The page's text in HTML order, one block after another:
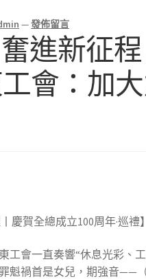
—發佈留言
進新征
工會：加
慶賀全總成立100周年·巡禮】
工會一直奏響“休息光彩、
魁禍首是女兒，期強音——（